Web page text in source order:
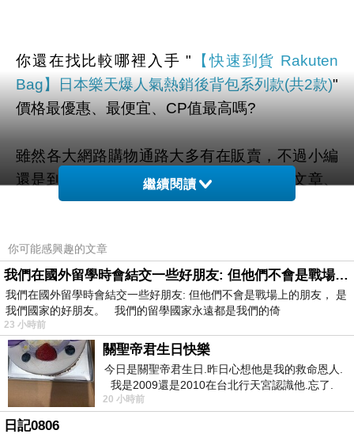
你還在找比較哪裡入手 " 【快速到貨 Rakuten
Bag】日本樂天爆人氣熱銷後背包系列款(共2款)"
價格最優惠、最便宜、CP值最高嗎?
雖然各大網路購物通路大多有在販賣，不過小編
還是到奇摩和google搜尋查看一些評價、文章、
YOUTUBE、直播、開箱文 等相關訊息後。
幫您整理出來在
有需要的網友們可以點擊下面按鈕即可獲得最新
的優惠折扣喔！
=>點此取得優惠<=
繼續閱讀
你可能感興趣的文章
我們在國外留學時會結交一些好朋友: 但他們不會是戰場上的朋友
我們在國外留學時會結交一些好朋友: 但他們不會是戰場上的朋友， 是
我們國家的好朋友。 我們的留學國家永遠都是我們的倚
23 小時前
關聖帝君生日快樂
今日是關聖帝君生日.昨日心想他是我的救命恩人.
我是2009還是2010在台北行天宮認識他.忘了.
一個奇摩交友的網友學
20 小時前
日記0806